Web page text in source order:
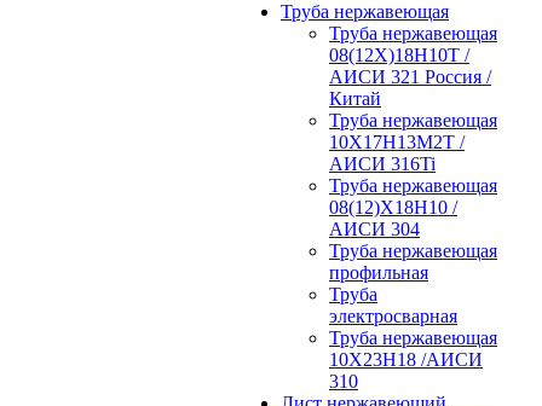
Труба нержавеющая
Труба нержавеющая
08(12Х)18Н10Т /
АИСИ 321 Россия /
Китай
Труба нержавеющая
10Х17Н13М2Т /
АИСИ 316Ti
Труба нержавеющая
08(12)Х18Н10 /
АИСИ 304
Труба нержавеющая
профильная
Труба
электросварная
Труба нержавеющая
10Х23Н18 /АИСИ
310